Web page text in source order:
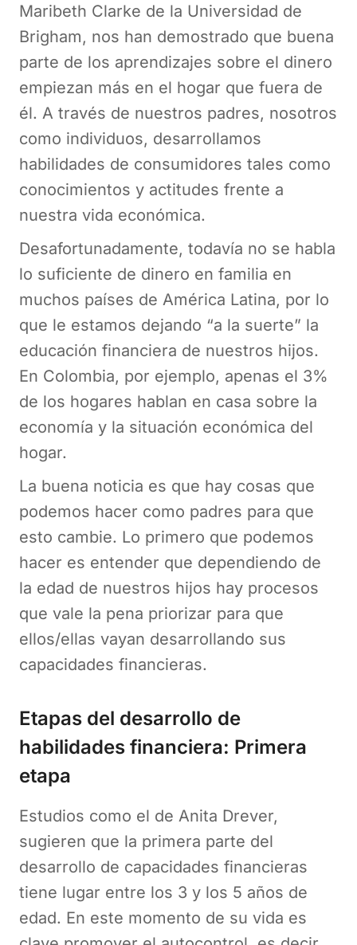
Maribeth Clarke de la Universidad de
Brigham, nos han demostrado que buena
parte de los aprendizajes sobre el dinero
empiezan más en el hogar que fuera de
él. A través de nuestros padres, nosotros
como individuos, desarrollamos
habilidades de consumidores tales como
conocimientos y actitudes frente a
nuestra vida económica.
Desafortunadamente, todavía no se habla
lo suficiente de dinero en familia en
muchos países de América Latina, por lo
que le estamos dejando “a la suerte” la
educación financiera de nuestros hijos.
En Colombia, por ejemplo, apenas el 3%
de los hogares hablan en casa sobre la
economía y la situación económica del
hogar.
La buena noticia es que hay cosas que
podemos hacer como padres para que
esto cambie. Lo primero que podemos
hacer es entender que dependiendo de
la edad de nuestros hijos hay procesos
que vale la pena priorizar para que
ellos/ellas vayan desarrollando sus
capacidades financieras.
Etapas del desarrollo de
habilidades financiera: Primera
etapa
Estudios como el de Anita Drever,
sugieren que la primera parte del
desarrollo de capacidades financieras
tiene lugar entre los 3 y los 5 años de
edad. En este momento de su vida es